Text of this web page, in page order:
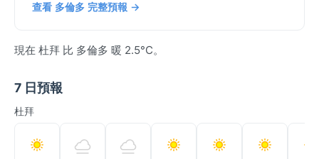
查看 多倫多 完整預報 →
現在 杜拜 比 多倫多 暖 2.5°C。
7 日預報
杜拜